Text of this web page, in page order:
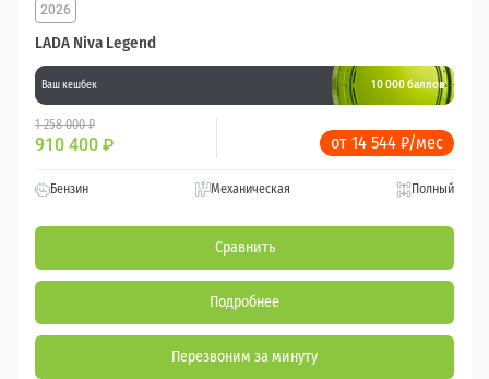
LADA Niva Legend
2026
Ваш кешбек 10 000 баллов
1 258 000 ₽
910 400 ₽ от 14 544 ₽/мес
Бензин Механическая Полный
Сравнить
Подробнее
Перезвоним за минуту